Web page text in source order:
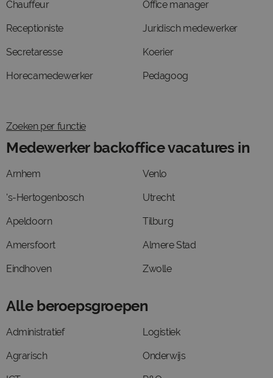
Chauffeur
Receptioniste
Secretaresse
Horecamedewerker
Office manager
Juridisch medewerker
Koerier
Pedagoog
Zoeken per functie
Medewerker backoffice vacatures in
Arnhem
's-Hertogenbosch
Apeldoorn
Amersfoort
Eindhoven
Venlo
Utrecht
Tilburg
Almere Stad
Zwolle
Alle beroepsgroepen
Administratief
Agrarisch
Logistiek
Onderwijs